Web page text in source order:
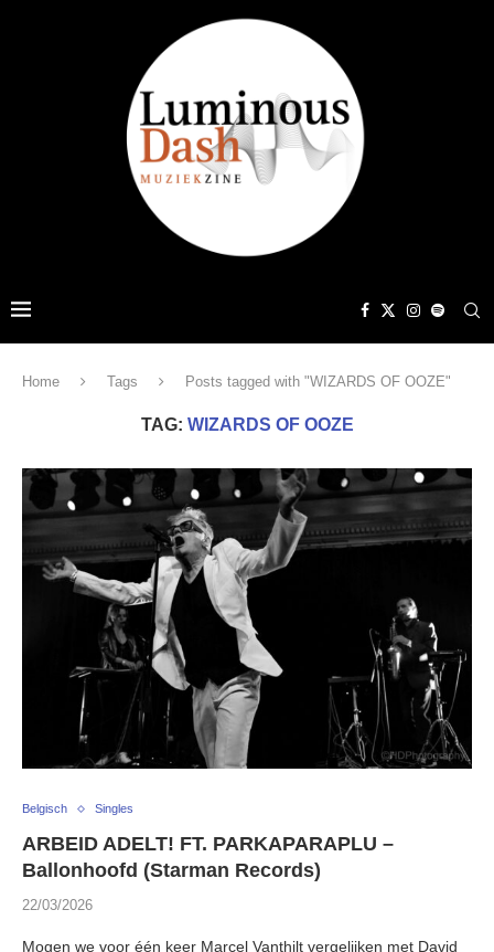
Home Tags Posts tagged with "WIZARDS OF OOZE"
TAG: WIZARDS OF OOZE
Belgisch Singles
ARBEID ADELT! FT. PARKAPARAPLU –
Ballonhoofd (Starman Records)
22/03/2026
Mogen we voor één keer Marcel Vanthilt vergelijken met David